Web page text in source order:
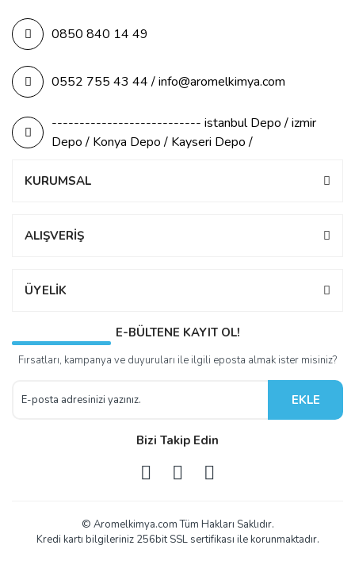
0850 840 14 49
0552 755 43 44 / info@aromelkimya.com
--------------------------- istanbul Depo / izmir
Depo / Konya Depo / Kayseri Depo /
KURUMSAL
ALIŞVERİŞ
ÜYELİK
E-BÜLTENE KAYIT OL!
Fırsatları, kampanya ve duyuruları ile ilgili eposta almak ister misiniz?
EKLE
Bizi Takip Edin
© Aromelkimya.com Tüm Hakları Saklıdır.
Kredi kartı bilgileriniz 256bit SSL sertifikası ile korunmaktadır.